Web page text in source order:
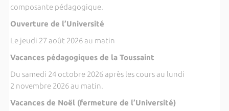
composante pédagogique.
Ouverture de l’Université
Le jeudi 27 août 2026 au matin
Vacances pédagogiques de la Toussaint
Du samedi 24 octobre 2026 après les cours au lundi
2 novembre 2026 au matin.
Vacances de Noël (fermeture de l’Université)